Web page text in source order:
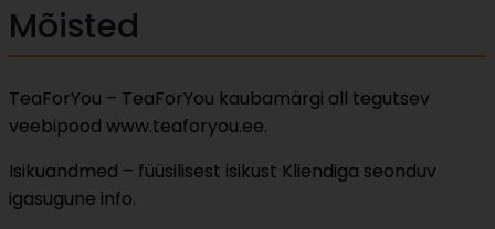
Mõisted
TeaForYou – TeaForYou kaubamärgi all tegutsev
veebipood www.teaforyou.ee.
Isikuandmed – füüsilisest isikust Kliendiga seonduv
igasugune info.